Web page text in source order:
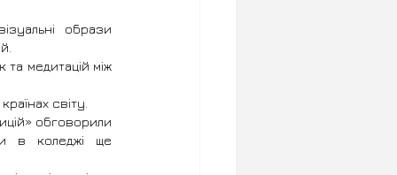
образи
медитацій між
світу.
обговорили
в коледжі ще